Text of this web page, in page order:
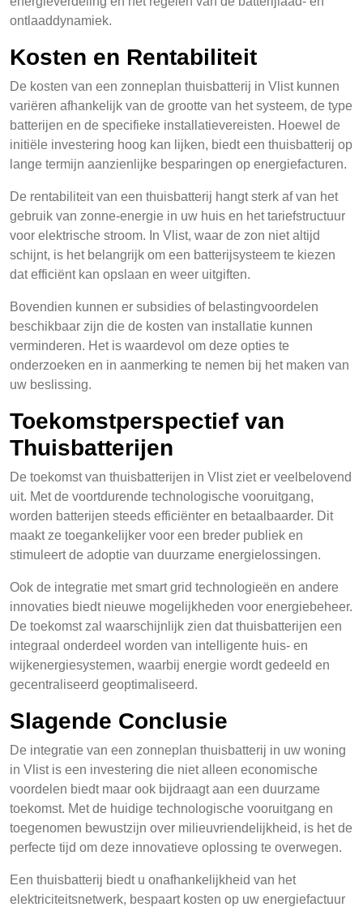
ontlaaddynamiek.
Kosten en Rentabiliteit
De kosten van een zonneplan thuisbatterij in Vlist kunnen
variëren afhankelijk van de grootte van het systeem, de type
batterijen en de specifieke installatievereisten. Hoewel de
initiële investering hoog kan lijken, biedt een thuisbatterij op
lange termijn aanzienlijke besparingen op energiefacturen.
De rentabiliteit van een thuisbatterij hangt sterk af van het
gebruik van zonne-energie in uw huis en het tariefstructuur
voor elektrische stroom. In Vlist, waar de zon niet altijd
schijnt, is het belangrijk om een batterijsysteem te kiezen
dat efficiënt kan opslaan en weer uitgiften.
Bovendien kunnen er subsidies of belastingvoordelen
beschikbaar zijn die de kosten van installatie kunnen
verminderen. Het is waardevol om deze opties te
onderzoeken en in aanmerking te nemen bij het maken van
uw beslissing.
Toekomstperspectief van
Thuisbatterijen
De toekomst van thuisbatterijen in Vlist ziet er veelbelovend
uit. Met de voortdurende technologische vooruitgang,
worden batterijen steeds efficiënter en betaalbaarder. Dit
maakt ze toegankelijker voor een breder publiek en
stimuleert de adoptie van duurzame energielossingen.
Ook de integratie met smart grid technologieën en andere
innovaties biedt nieuwe mogelijkheden voor energiebeheer.
De toekomst zal waarschijnlijk zien dat thuisbatterijen een
integraal onderdeel worden van intelligente huis- en
wijkenergiesystemen, waarbij energie wordt gedeeld en
gecentraliseerd geoptimaliseerd.
Slagende Conclusie
De integratie van een zonneplan thuisbatterij in uw woning
in Vlist is een investering die niet alleen economische
voordelen biedt maar ook bijdraagt aan een duurzame
toekomst. Met de huidige technologische vooruitgang en
toegenomen bewustzijn over milieuvriendelijkheid, is het de
perfecte tijd om deze innovatieve oplossing te overwegen.
Een thuisbatterij biedt u onafhankelijkheid van het
elektriciteitsnetwerk, bespaart kosten op uw energiefactuur